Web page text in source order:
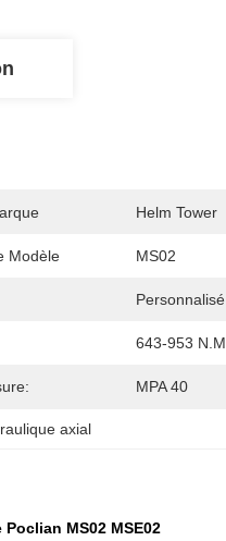
Helm Tower
Modèle MS02
Personnalisé
643-953 N.m
MPA 40
axial
MS02 MSE02